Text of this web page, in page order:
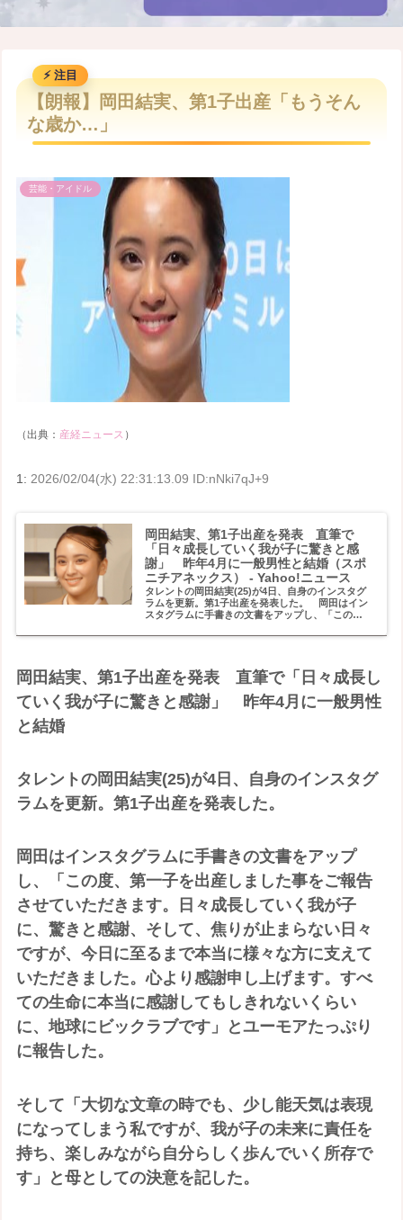
M
u
t
【朗報】岡田結実、第1子出産「もうそん
な歳か…」
芸能・アイドル
（出典： 産経ニュース ）
1: 2026/02/04(水) 22:31:13.09 ID:nNki7qJ+9
岡田結実、第1子出産を発表 直筆で
「日々成長していく我が子に驚きと感
謝」 昨年4月に一般男性と結婚（スポ
ニチアネックス） - Yahoo!ニュース
タレントの岡田結実(25)が4日、自身のインスタグ
ラムを更新。第1子出産を発表した。 岡田はイン
スタグラムに手書きの文書をアップし、「この
だきます。
岡田結実、第1子出産を発表 直筆で「日々成長し
ていく我が子に驚きと感謝」 昨年4月に一般男性
と結婚
タレントの岡田結実(25)が4日、自身のインスタグ
ラムを更新。第1子出産を発表した。
岡田はインスタグラムに手書きの文書をアップ
し、「この度、第一子を出産しました事をご報告
させていただきます。日々成長していく我が子
に、驚きと感謝、そして、焦りが止まらない日々
ですが、今日に至るまで本当に様々な方に支えて
いただきました。心より感謝申し上げます。すべ
ての生命に本当に感謝してもしきれないくらい
に、地球にビックラブです」とユーモアたっぷり
に報告した。
そして「大切な文章の時でも、少し能天気は表現
になってしまう私ですが、我が子の未来に責任を
持ち、楽しみながら自分らしく歩んでいく所存で
す」と母としての決意を記した。